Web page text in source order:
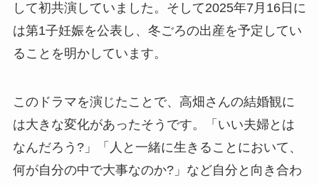
して初共演していました。そして2025年7月16日に
は第1子妊娠を公表し、冬ごろの出産を予定してい
ることを明かしています。
このドラマを演じたことで、高畑さんの結婚観に
は大きな変化があったそうです。「いい夫婦とは
なんだろう?」「人と一緒に生きることにおいて、
何が自分の中で大事なのか?」など自分と向き合わ